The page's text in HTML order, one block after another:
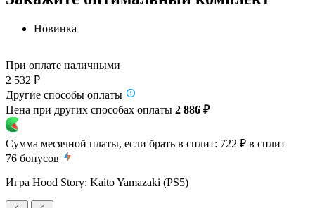
Новинка
При оплате наличными
2 532 ₽
Другие способы оплаты
Цена при других способах оплаты 2 886 ₽
Сумма месячной платы, если брать в сплит: 722 ₽ в сплит
76 бонусов
Игра Hood Story: Kaito Yamazaki (PS5)